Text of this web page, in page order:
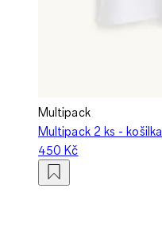
Multipack
Multipack 2 ks - košilka
450 Kč